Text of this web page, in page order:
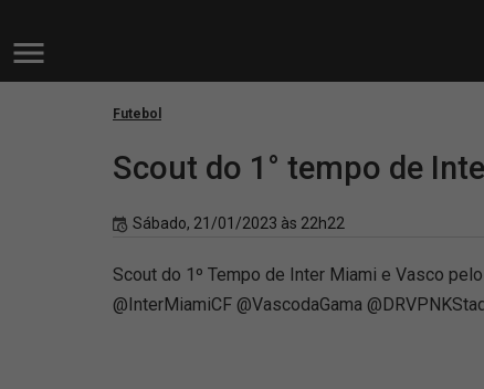
Futebol
Scout do 1° tempo de
Sábado, 21/01/2023 às 22h22
Scout do 1º Tempo de Inter Miami e Vasco
@InterMiamiCF @VascodaGama